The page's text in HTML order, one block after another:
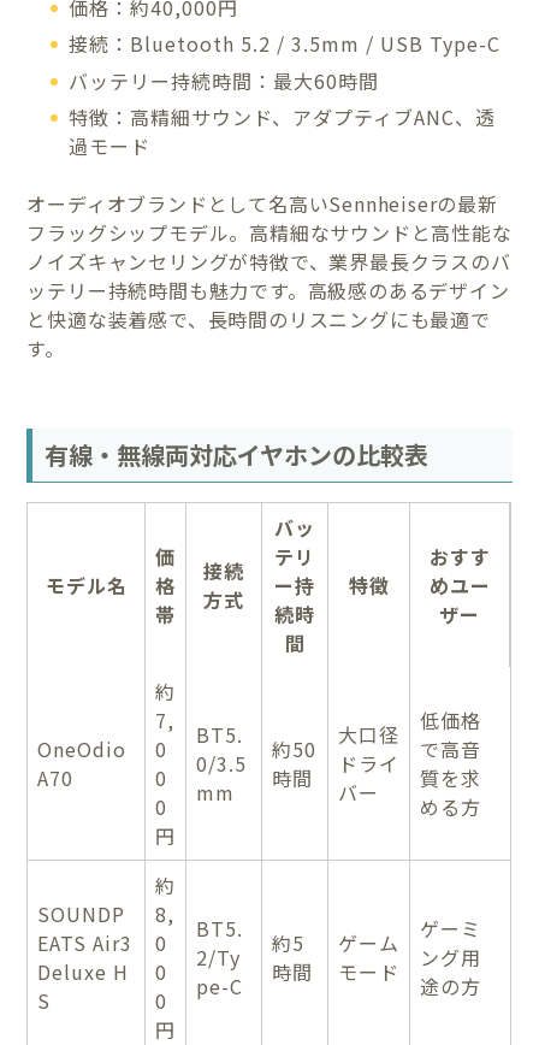
価格：約40,000円
接続：Bluetooth 5.2 / 3.5mm / USB Type-C
バッテリー持続時間：最大60時間
特徴：高精細サウンド、アダプティブANC、透
過モード
オーディオブランドとして名高いSennheiserの最新
フラッグシップモデル。高精細なサウンドと高性能な
ノイズキャンセリングが特徴で、業界最長クラスのバ
ッテリー持続時間も魅力です。高級感のあるデザイン
と快適な装着感で、長時間のリスニングにも最適で
す。
有線・無線両対応イヤホンの比較表
モデル名
価
格
帯
接続
方式
バッ
テリ
ー持
続時
間
特徴
おすす
めユー
ザー
OneOdio
A70
約
7,
0
0
0
円
BT5.
0/3.5
mm
約50
時間
大口径
ドライ
バー
低価格
で高音
質を求
める方
SOUNDP
EATS Air3
Deluxe H
S
約
8,
0
0
0
円
BT5.
2/Ty
pe-C
約5
時間
ゲーム
モード
ゲーミ
ング用
途の方